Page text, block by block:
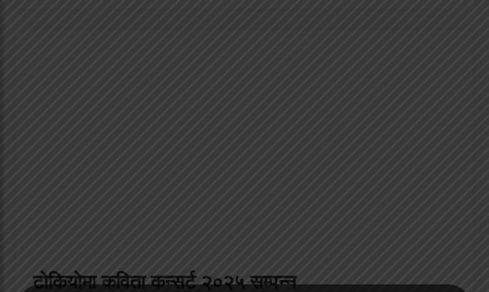
टोकियोमा कविता कन्सर्ट २०२५ सम्पन्न